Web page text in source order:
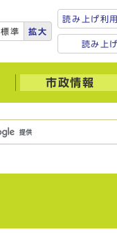
標準 拡大
読み上げ利
読み上げ
市政情報